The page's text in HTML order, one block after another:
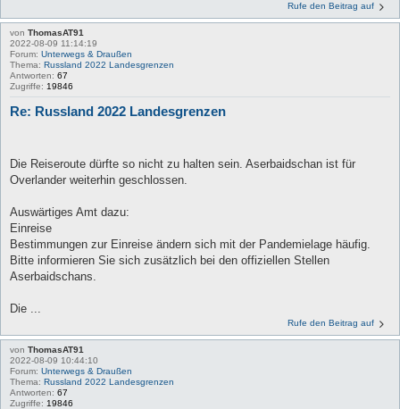
Rufe den Beitrag auf
von ThomasAT91
2022-08-09 11:14:19
Forum: Unterwegs & Draußen
Thema: Russland 2022 Landesgrenzen
Antworten: 67
Zugriffe: 19846
Re: Russland 2022 Landesgrenzen
Die Reiseroute dürfte so nicht zu halten sein. Aserbaidschan ist für
Overlander weiterhin geschlossen.
Auswärtiges Amt dazu:
Einreise
Bestimmungen zur Einreise ändern sich mit der Pandemielage häufig.
Bitte informieren Sie sich zusätzlich bei den offiziellen Stellen
Aserbaidschans.
Die ...
Rufe den Beitrag auf
von ThomasAT91
2022-08-09 10:44:10
Forum: Unterwegs & Draußen
Thema: Russland 2022 Landesgrenzen
Antworten: 67
Zugriffe: 19846